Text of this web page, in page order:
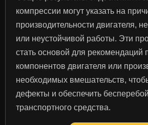
компрессии могут указать на
производительности двигателя,
или неустойчивой работы. Эти
стать основой для рекомендаций
компонентов двигателя или
необходимых вмешательств,
дефекты и обеспечить
транспортного средства.